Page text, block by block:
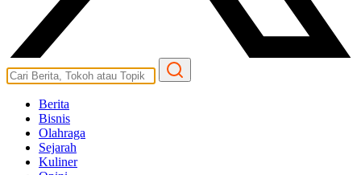
Berita
Bisnis
Olahraga
Sejarah
Kuliner